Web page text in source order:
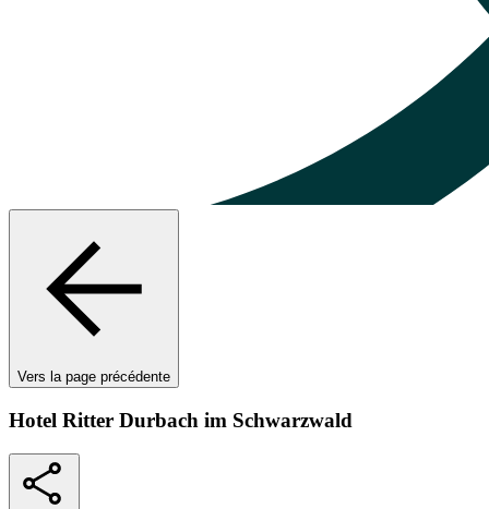
Vers la page précédente
Hotel Ritter Durbach im Schwarzwald